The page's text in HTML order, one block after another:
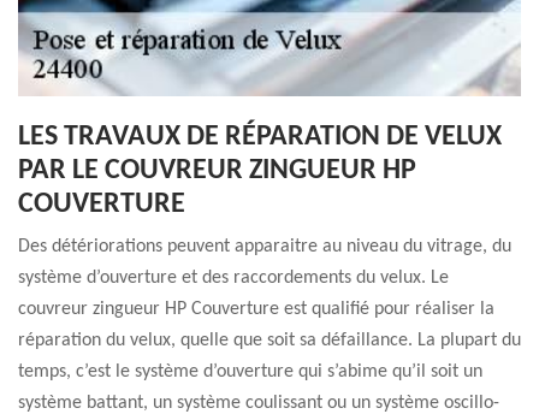
LES TRAVAUX DE RÉPARATION DE VELUX
PAR LE COUVREUR ZINGUEUR HP
COUVERTURE
Des détériorations peuvent apparaitre au niveau du vitrage, du
système d’ouverture et des raccordements du velux. Le
couvreur zingueur HP Couverture est qualifié pour réaliser la
réparation du velux, quelle que soit sa défaillance. La plupart du
temps, c’est le système d’ouverture qui s’abime qu’il soit un
système battant, un système coulissant ou un système oscillo-